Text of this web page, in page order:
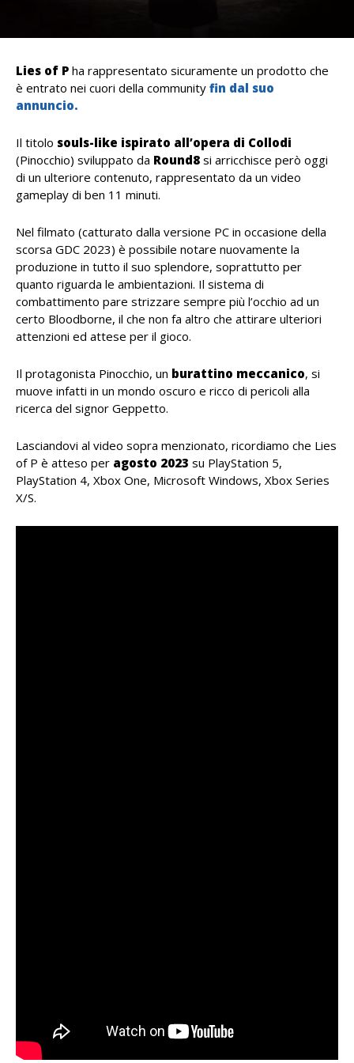
Lies of P ha rappresentato sicuramente un prodotto che
è entrato nei cuori della community fin dal suo
annuncio.
Il titolo souls-like ispirato all’opera di Collodi
(Pinocchio) sviluppato da Round8 si arricchisce però oggi
di un ulteriore contenuto, rappresentato da un video
gameplay di ben 11 minuti.
Nel filmato (catturato dalla versione PC in occasione della
scorsa GDC 2023) è possibile notare nuovamente la
produzione in tutto il suo splendore, soprattutto per
quanto riguarda le ambientazioni. Il sistema di
combattimento pare strizzare sempre più l’occhio ad un
certo Bloodborne, il che non fa altro che attirare ulteriori
attenzioni ed attese per il gioco.
Il protagonista Pinocchio, un burattino meccanico, si
muove infatti in un mondo oscuro e ricco di pericoli alla
ricerca del signor Geppetto.
Lasciandovi al video sopra menzionato, ricordiamo che Lies
of P è atteso per agosto 2023 su PlayStation 5,
PlayStation 4, Xbox One, Microsoft Windows, Xbox Series
X/S.